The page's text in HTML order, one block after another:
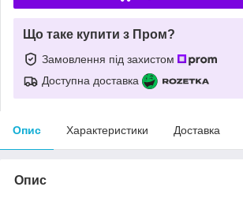
Що таке купити з Пром?
Замовлення під захистом
Доступна доставка
Опис Характеристики Доставка
Опис